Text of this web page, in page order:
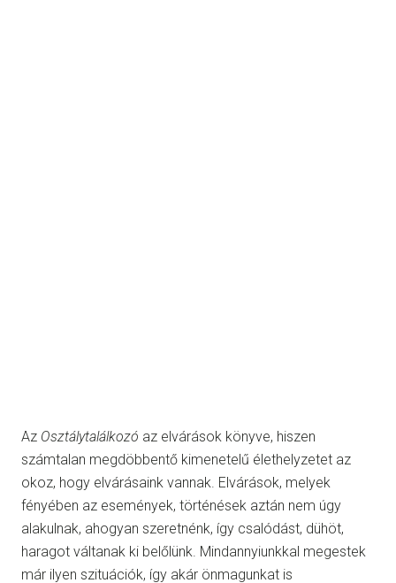
Az Osztálytalálkozó az elvárások könyve, hiszen
számtalan megdöbbentő kimenetelű élethelyzetet az
okoz, hogy elvárásaink vannak. Elvárások, melyek
fényében az események, történések aztán nem úgy
alakulnak, ahogyan szeretnénk, így csalódást, dühöt,
haragot váltanak ki belőlünk. Mindannyiunkkal megestek
már ilyen szituációk, így akár önmagunkat is